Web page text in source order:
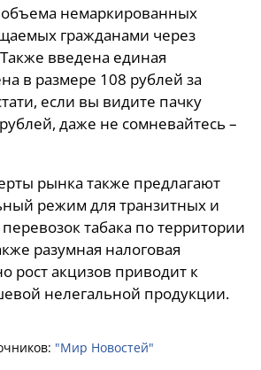
немаркированных
гражданами через
введена единая
в размере 108 рублей за
если вы видите пачку
даже не сомневайтесь –
рынка также предлагают
режим для транзитных и
табака по территории
разумная налоговая
рост акцизов приводит к
нелегальной продукции.
"Мир Новостей"